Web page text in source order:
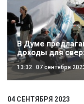
В Думе
доходы для
13:32 07 сентября
04 СЕНТЯБРЯ 2023